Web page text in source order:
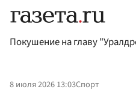
Покушение на главу
8 июля 2026 13:03Спорт